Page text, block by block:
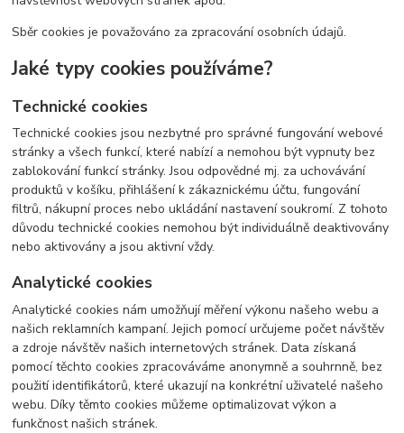
Sběr cookies je považováno za zpracování osobních údajů.
Jaké typy cookies používáme?
Technické cookies
Technické cookies jsou nezbytné pro správné fungování webové
stránky a všech funkcí, které nabízí a nemohou být vypnuty bez
zablokování funkcí stránky. Jsou odpovědné mj. za uchovávání
produktů v košíku, přihlášení k zákaznickému účtu, fungování
filtrů, nákupní proces nebo ukládání nastavení soukromí. Z tohoto
důvodu technické cookies nemohou být individuálně deaktivovány
nebo aktivovány a jsou aktivní vždy.
Analytické cookies
Analytické cookies nám umožňují měření výkonu našeho webu a
našich reklamních kampaní. Jejich pomocí určujeme počet návštěv
a zdroje návštěv našich internetových stránek. Data získaná
pomocí těchto cookies zpracováváme anonymně a souhrnně, bez
použití identifikátorů, které ukazují na konkrétní uživatelé našeho
webu. Díky těmto cookies můžeme optimalizovat výkon a
funkčnost našich stránek.